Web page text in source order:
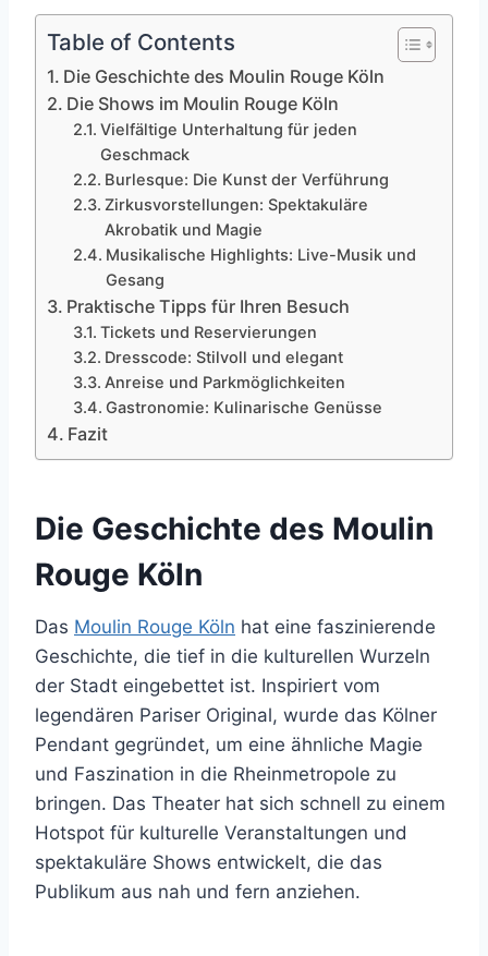
Table of Contents
Die Geschichte des Moulin Rouge Köln
Die Shows im Moulin Rouge Köln
Vielfältige Unterhaltung für jeden
Geschmack
Burlesque: Die Kunst der Verführung
Zirkusvorstellungen: Spektakuläre
Akrobatik und Magie
Musikalische Highlights: Live-Musik und
Gesang
Praktische Tipps für Ihren Besuch
Tickets und Reservierungen
Dresscode: Stilvoll und elegant
Anreise und Parkmöglichkeiten
Gastronomie: Kulinarische Genüsse
Fazit
Die Geschichte des Moulin
Rouge Köln
Das Moulin Rouge Köln hat eine faszinierende
Geschichte, die tief in die kulturellen Wurzeln
der Stadt eingebettet ist. Inspiriert vom
legendären Pariser Original, wurde das Kölner
Pendant gegründet, um eine ähnliche Magie
und Faszination in die Rheinmetropole zu
bringen. Das Theater hat sich schnell zu einem
Hotspot für kulturelle Veranstaltungen und
spektakuläre Shows entwickelt, die das
Publikum aus nah und fern anziehen.